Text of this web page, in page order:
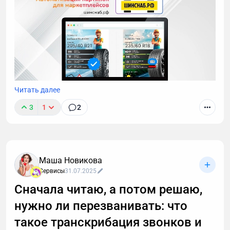
требования Wildberries, Ozon, «Яндекс.Маркет» и
«Авито» прямо из административной панели «1С-
Битрикс».
Читать далее
3 1 2
Маша Новикова
Сервисы31.07.2025
Сначала читаю, а потом решаю,
нужно ли перезванивать: что
такое транскрибация звонков и